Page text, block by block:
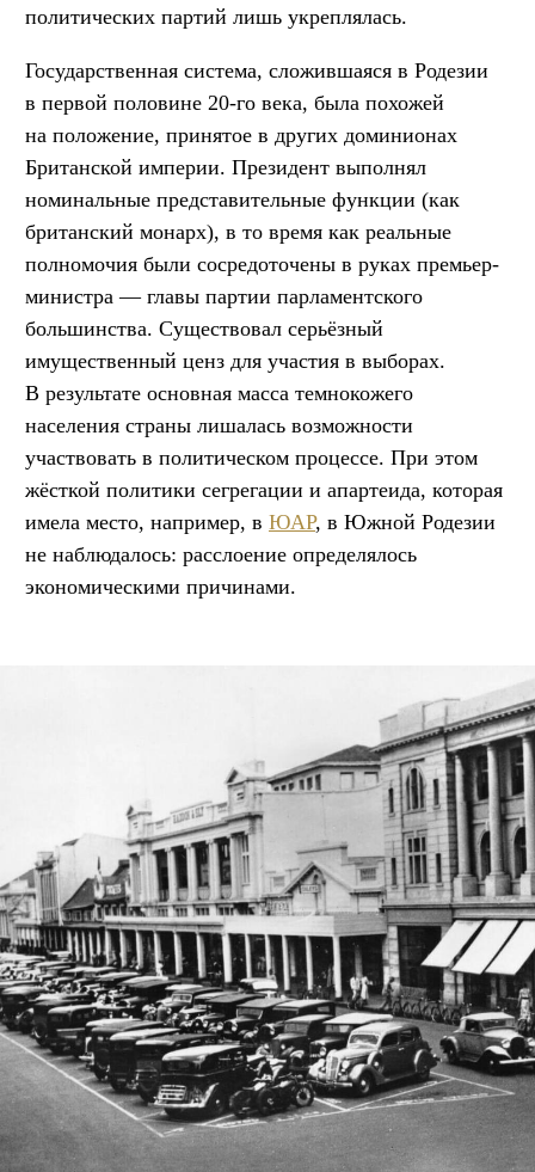
политических партий лишь укреплялась.
Государственная система, сложившаяся в Родезии
в первой половине 20-го века, была похожей
на положение, принятое в других доминионах
Британской империи. Президент выполнял
номинальные представительные функции (как
британский монарх), в то время как реальные
полномочия были сосредоточены в руках премьер-
министра — главы партии парламентского
большинства. Существовал серьёзный
имущественный ценз для участия в выборах.
В результате основная масса темнокожего
населения страны лишалась возможности
участвовать в политическом процессе. При этом
жёсткой политики сегрегации и апартеида, которая
имела место, например, в ЮАР, в Южной Родезии
не наблюдалось: расслоение определялось
экономическими причинами.